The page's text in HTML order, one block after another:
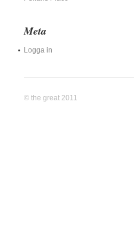
Meta
Logga in
© the great 2011